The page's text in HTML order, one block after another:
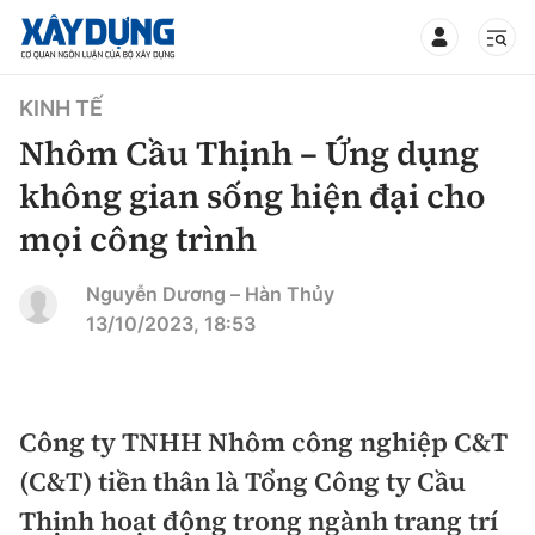
TIN BỘ XÂY DỰNG
CHUYÊN MỤC
Mới nhất
Chính trị
Xã hội
Xây dựng
Chỉ đạo điều hành
Giao thông
KINH TẾ
Nhôm Cầu Thịnh – Ứng dụng
không gian sống hiện đại cho
mọi công trình
Nguyễn Dương – Hàn Thủy
13/10/2023, 18:53
Công ty TNHH Nhôm công nghiệp C&T
(C&T) tiền thân là Tổng Công ty Cầu
Thịnh hoạt động trong ngành trang trí